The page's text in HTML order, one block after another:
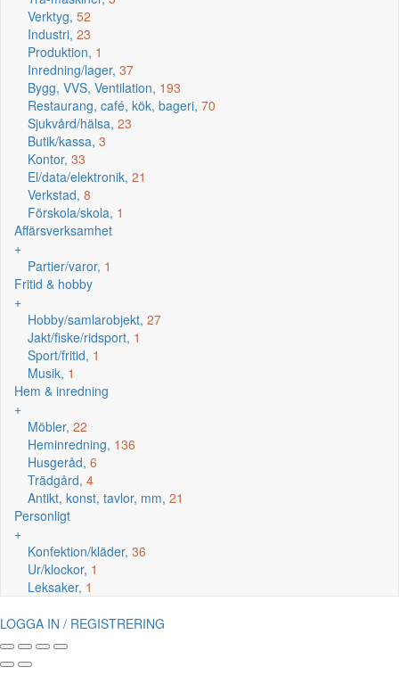
Verktyg, 52
Industri, 23
Produktion, 1
Inredning/lager, 37
Bygg, VVS, Ventilation, 193
Restaurang, café, kök, bageri, 70
Sjukvård/hälsa, 23
Butik/kassa, 3
Kontor, 33
El/data/elektronik, 21
Verkstad, 8
Förskola/skola, 1
Affärsverksamhet
+
Partier/varor, 1
Fritid & hobby
+
Hobby/samlarobjekt, 27
Jakt/fiske/ridsport, 1
Sport/fritid, 1
Musik, 1
Hem & inredning
+
Möbler, 22
Heminredning, 136
Husgeråd, 6
Trädgård, 4
Antikt, konst, tavlor, mm, 21
Personligt
+
Konfektion/kläder, 36
Ur/klockor, 1
Leksaker, 1
LOGGA IN / REGISTRERING